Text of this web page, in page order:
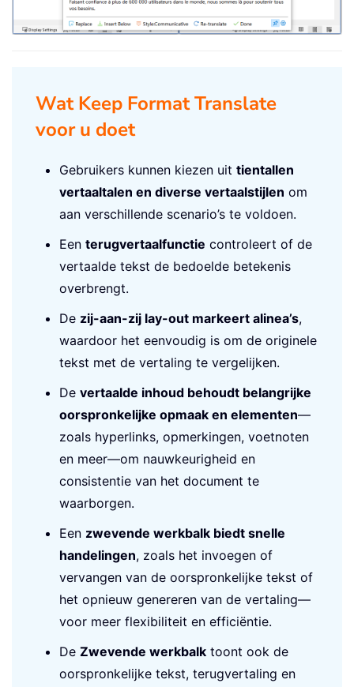
Wat Keep Format Translate
voor u doet
Gebruikers kunnen kiezen uit tientallen
vertaaltalen en diverse vertaalstijlen om
aan verschillende scenario’s te voldoen.
Een terugvertaalfunctie controleert of de
vertaalde tekst de bedoelde betekenis
overbrengt.
De zij-aan-zij lay-out markeert alinea’s,
waardoor het eenvoudig is om de originele
tekst met de vertaling te vergelijken.
De vertaalde inhoud behoudt belangrijke
oorspronkelijke opmaak en elementen—
zoals hyperlinks, opmerkingen, voetnoten
en meer—om nauwkeurigheid en
consistentie van het document te
waarborgen.
Een zwevende werkbalk biedt snelle
handelingen, zoals het invoegen of
vervangen van de oorspronkelijke tekst of
het opnieuw genereren van de vertaling—
voor meer flexibiliteit en efficiëntie.
De Zwevende werkbalk toont ook de
oorspronkelijke tekst, terugvertaling en